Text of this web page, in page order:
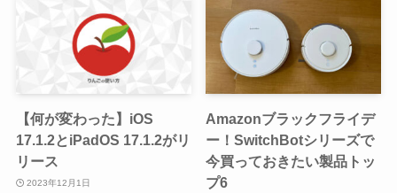
【何が変わった】iOS
17.1.2とiPadOS 17.1.2がリ
リース
2023年12月1日
Amazonブラックフライデ
ー！SwitchBotシリーズで
今買っておきたい製品トッ
プ6